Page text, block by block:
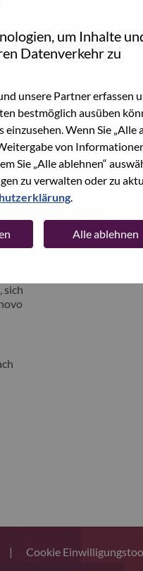
um Inhalte
Datenverkehr zu
unsere Partner erfassen
bestmöglich ausüben
Wenn Sie „Alle
von
Sie „Alle ablehnen“
zu verwalten oder zu
.
Alle ablehnen
in
der
sich
|
Cookie